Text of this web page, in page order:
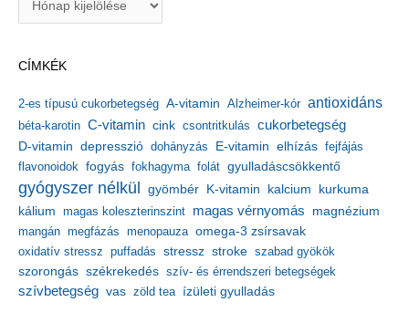
í
u
m
CÍMKÉK
2-es típusú cukorbetegség A-vitamin Alzheimer-kór antioxidáns
béta-karotin C-vitamin cink csontritkulás cukorbetegség
D-vitamin depresszió dohányzás E-vitamin elhízás fejfájás
flavonoidok fogyás fokhagyma folát gyulladáscsökkentő
gyógyszer nélkül gyömbér K-vitamin kalcium kurkuma
kálium magas koleszterinszint magas vérnyomás magnézium
mangán megfázás menopauza omega-3 zsírsavak
oxidatív stressz puffadás stressz stroke szabad gyökök
szorongás székrekedés szív- és érrendszeri betegségek
szívbetegség vas zöld tea ízületi gyulladás